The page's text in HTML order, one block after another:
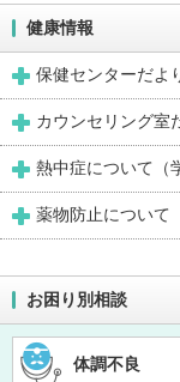
健康情報
保健センターだよ
カウンセリング室
熱中症について（
薬物防止について
お困り別相談
体調不良